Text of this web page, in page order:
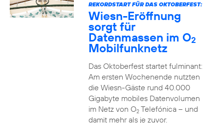
REKORDSTART FÜR DAS OKTOBERFEST:
Wiesn-Eröffnung
sorgt für
Datenmassen im O2
Mobilfunknetz
Das Oktoberfest startet fulminant:
Am ersten Wochenende nutzten
die Wiesn-Gäste rund 40.000
Gigabyte mobiles Datenvolumen
im Netz von O2Telefónica – und
damit mehr als je zuvor.